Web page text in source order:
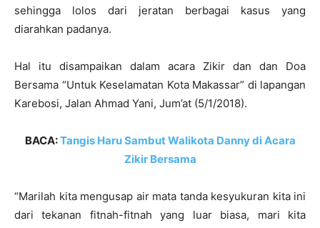
sehingga lolos dari jeratan berbagai kasus yang
diarahkan padanya.
Hal itu disampaikan dalam acara Zikir dan dan Doa
Bersama “Untuk Keselamatan Kota Makassar” di lapangan
Karebosi, Jalan Ahmad Yani, Jum’at (5/1/2018).
BACA:Tangis Haru Sambut Walikota Danny di Acara
Zikir Bersama
“Marilah kita mengusap air mata tanda kesyukuran kita ini
dari tekanan fitnah-fitnah yang luar biasa, mari kita